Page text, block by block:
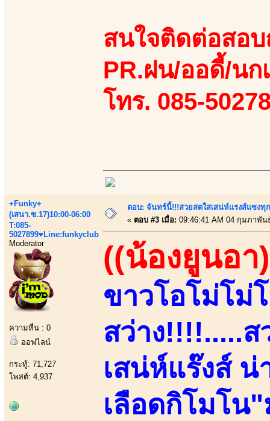
สนใจติดต่อสอ
PR.ฝน/ออดี้/นก
โทร. 085-
+Funky+
(เสนา.ซ.17)10:00-06:00
T:085-
5027899♥Line:funkyclub
Moderator
ความหื่น : 0
ออฟไลน์
กระทู้: 71,727
โพสต์: 4,937
ตอบ: จันทร์นี้!!!สวยสดใสเสน่ห์แรงส์แซงทุ
« ตอบ #3 เมื่อ: 09:46:41 AM 04 กุมภาพัน
((น้องยูนอา
ขาวโอโม่โม่
สว่าง!!!!.....ส
เสน่ห์แร๊งส์
เลือดกิโมโน"